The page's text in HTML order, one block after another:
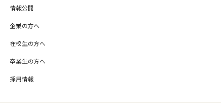
情報公開
企業の方へ
在校生の方へ
卒業生の方へ
採用情報